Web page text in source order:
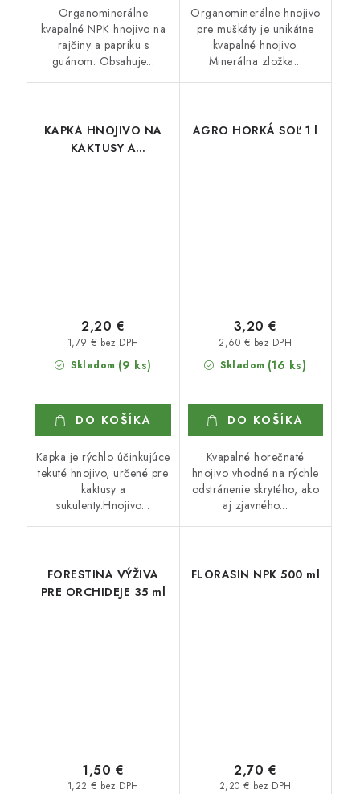
Organominerálne
kvapalné NPK hnojivo na
rajčiny a papriku s
guánom. Obsahuje...
Organominerálne hnojivo
pre muškáty je unikátne
kvapalné hnojivo.
Minerálna zložka...
KAPKA HNOJIVO NA
KAKTUSY A
Skladom (9 ks)
1,79 € bez DPH
2,20 €
DO KOŠÍKA
Kapka je rýchlo účinkujúce
tekuté hnojivo, určené pre
kaktusy a
sukulenty.Hnojivo...
AGRO HORKÁ SOĽ 1 l
Skladom (16 ks)
2,60 € bez DPH
3,20 €
DO KOŠÍKA
Kvapalné horečnaté
hnojivo vhodné na rýchle
odstránenie skrytého, ako
aj zjavného...
FORESTINA VÝŽIVA
PRE ORCHIDEJE 35 ml
1,22 € bez DPH
1,50 €
FLORASIN NPK 500 ml
2,20 € bez DPH
2,70 €